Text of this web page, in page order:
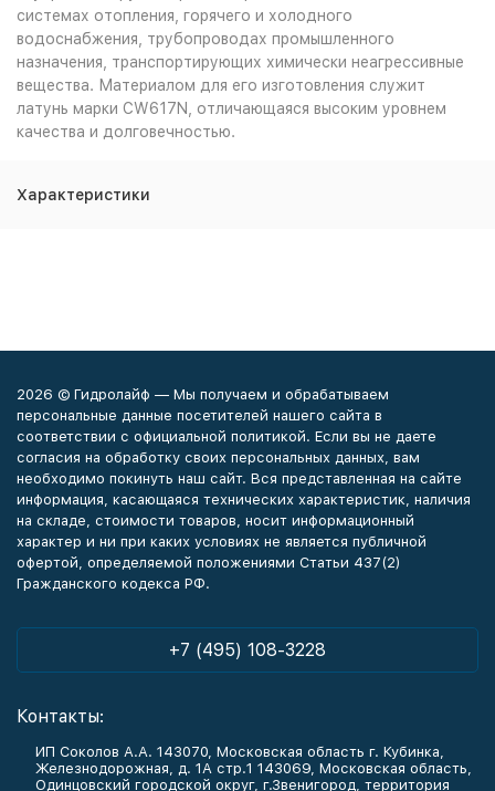
системах отопления, горячего и холодного
водоснабжения, трубопроводах промышленного
назначения, транспортирующих химически неагрессивные
вещества. Материалом для его изготовления служит
латунь марки CW617N, отличающаяся высоким уровнем
качества и долговечностью.
Характеристики
2026 © Гидролайф — Мы получаем и обрабатываем
персональные данные посетителей нашего сайта в
соответствии с официальной политикой. Если вы не даете
согласия на обработку своих персональных данных, вам
необходимо покинуть наш сайт. Вся представленная на сайте
информация, касающаяся технических характеристик, наличия
на складе, стоимости товаров, носит информационный
характер и ни при каких условиях не является публичной
офертой, определяемой положениями Статьи 437(2)
Гражданского кодекса РФ.
+7 (495) 108-3228
Контакты:
ИП Соколов А.А. 143070, Московская область г. Кубинка,
Железнодорожная, д. 1А стр.1 143069, Московская область,
Одинцовский городской округ, г.Звенигород, территория